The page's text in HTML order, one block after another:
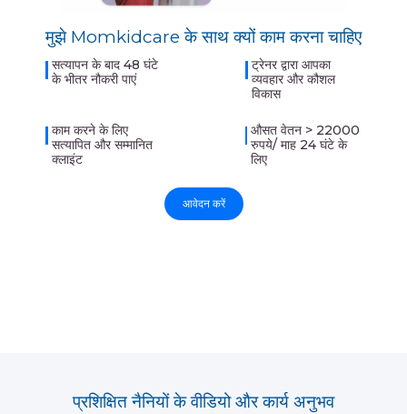
मुझे Momkidcare के साथ क्यों काम करना चाहिए
सत्यापन के बाद 48 घंटे
के भीतर नौकरी पाएं
ट्रेनर द्वारा आपका
व्यवहार और कौशल
विकास
काम करने के लिए
सत्यापित और सम्मानित
क्लाइंट
औसत वेतन > 22000
रुपये/ माह 24 घंटे के
लिए
आवेदन करें
प्रशिक्षित नैनियों के वीडियो और कार्य अनुभव